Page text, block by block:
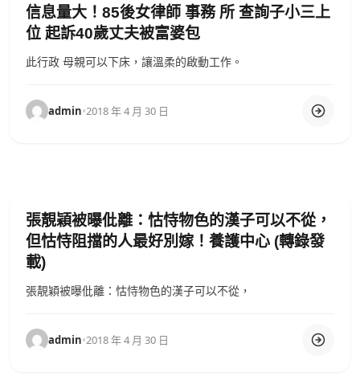
信息量大！85後女律師 事務 所 查詢子小三上
位 起訴40歲丈夫被富婆包
此行政 母親可以下床，讓溫柔的啟動工作。
admin•2018 年 4 月 30 日
張靚穎被曝仳離：怙恃物色的漢子可以不從，
但怙恃阻擋的人最好別嫁！養護中心 (轉錄發
載)
張靚穎被曝仳離：怙恃物色的漢子可以不從，
admin•2018 年 4 月 30 日